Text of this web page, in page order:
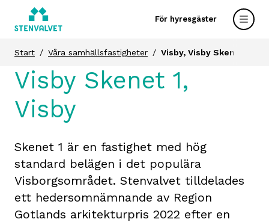
För hyresgäster
Start Våra samhällsfastigheter Visby, Visby Skenet 1
Visby Skenet 1,
Visby
Skenet 1 är en fastighet med hög
standard belägen i det populära
Visborgsområdet. Stenvalvet tilldelades
ett hedersomnämnande av Region
Gotlands arkitekturpris 2022 efter en